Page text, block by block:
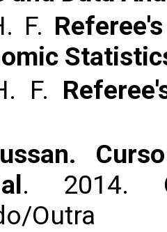
F.
F.
. 2014.
Outra